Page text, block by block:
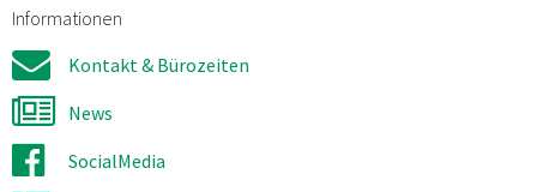
Informationen
Kontakt & Bürozeiten
News
SocialMedia